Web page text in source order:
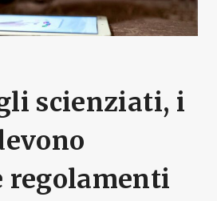
scienziati, i
regolamenti